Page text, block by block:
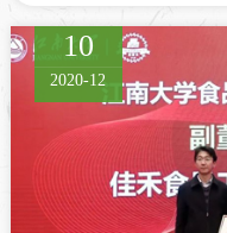
10
2020-12